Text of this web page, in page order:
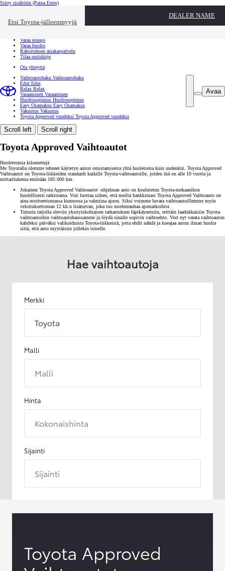
Siirry sisältöön (Paina Enter)
Etsi Toyota-jälleenmyyjä
DEALER NAME
Toyota palvelee Sulje
Varaa koeajo
Varaa huolto
Rahoituksen asiakaspalvelu
Tilaa uutiskirje
Ota yhteyttä
Avaa
Vaihtoautohaku Vaihtoautohaku
Edut Edut
Relax Relax
Varaaminen Varaaminen
Huoltosopimus Huoltosopimus
Easy Osamaksu Easy Osamaksu
Vakuutus Vakuutus
Toyota Approved vuodeksi Toyota Approved vuodeksi
Scroll left Scroll right
Toyota Approved Vaihtoautot
Huolettomia kilometrejä
Me Toyotalla olemme tehneet käytetyn auton omistamisesta yhtä huoletonta kuin uudenkin. Toyota Approved
Vaihtoautot on Toyota-liikkeiden standardi kaikille Toyota-vaihtoautoille, joiden ikä on alle 10 vuotta ja
mittarilukema enintään 185 000 km.
Jokainen Toyota Approved Vaihtoautot -ohjelman auto on koulutetun Toyota-mekaanikon
huolellisesti tarkistama. Voit luottaa siihen, että meiltä hankkimasi Toyota Approved Vaihtoauto on
aina moitteettomassa kunnossa ja valmiina ajoon. Siksi voimme luvata vaihtoautoillemme myös
veloituksettoman 12 kk:n lisäturvan, joka tuo mielenrauhaa ajomatkoihisi.
Tutustu tarjolla oleviin yksityiskohtaisen tarkastuksen läpikäyneisiin, erittäin laadukkaisiin Toyota-
vaihtoautoihin vaihtoautohaussamme ja löydä sinulle sopivin vaihtoehto. Voit nyt varata vaihtoauton
kahdeksi päiväksi valikoiduista Toyota-liikkeistä, jotta ehdit nähdä ja koeajaa auton ilman huolta
siitä, että auto myytäisiin jollekin toiselle.
Hae vaihtoautoja
Merkki
Toyota
Malli
Malli
Hinta
Kokonaishinta
Sijainti
Sijainti
Toyota Approved